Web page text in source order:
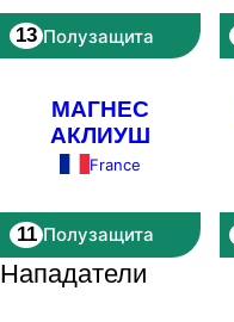
13 Полузащита
МАГНЕС
АКЛИУШ
France
11 Полузащита
Нападатели